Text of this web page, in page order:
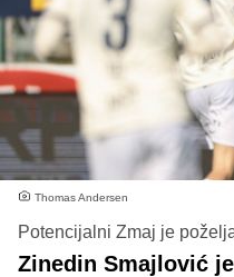
Thomas Andersen
Potencijalni Zmaj je
Zinedin Smajlović